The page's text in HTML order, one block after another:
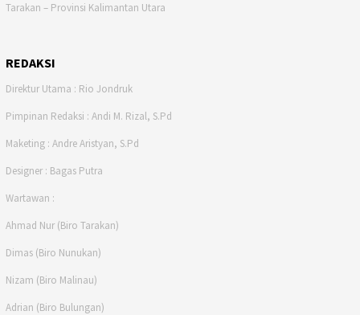
Tarakan – Provinsi Kalimantan Utara
REDAKSI
Direktur Utama : Rio Jondruk
Pimpinan Redaksi : Andi M. Rizal, S.Pd
Maketing : Andre Aristyan, S.Pd
Designer : Bagas Putra
Wartawan :
Ahmad Nur (Biro Tarakan)
Dimas (Biro Nunukan)
Nizam (Biro Malinau)
Adrian (Biro Bulungan)